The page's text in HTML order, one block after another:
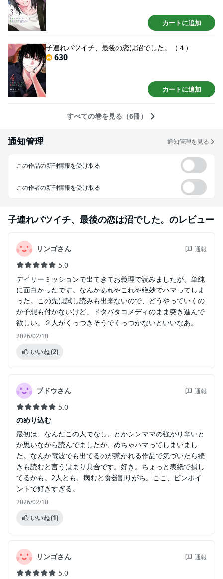
カートに追加
子連れバツイチ、最後の恋は沼でした。（４）
630
カートに追加
すべての巻を見る（6冊）
通知管理 通知管理を見る
この作品の新刊情報を受け取る
この作者の新刊情報を受け取る
子連れバツイチ、最後の恋は沼でした。 のレビュー
リンゴさん 通報
5.0
デイリーミッションで出てきてお義理で読みましたが、単純
に面白かったです。なんかあれやこれや絶妙でハマってしま
った。この先は試し読みも出来ないので、どうやっていくの
か予想も付かないけど、ドタバタコメディのまま突き進んで
欲しい。２人がくっつきそうでくっつかないといいなあ。
2026/02/10
いいね(2)
ブドウさん 通報
5.0
のめり込む
最初は、なんだこの人でなし、とかシンママの強がり辛いと
か思いながら読んでましたが、めちゃハマってしまいまし
た。なんか電波でも出てるのが惹かれる作品で気づいたら続
きも読むと言うはまり具合です。好き。ちょっと表紙で損し
てるかも。2人とも、病むと食器割りがち。ここ、ピンポイ
ントで好きすぎる。
2026/02/10
いいね(1)
リンゴさん 通報
5.0